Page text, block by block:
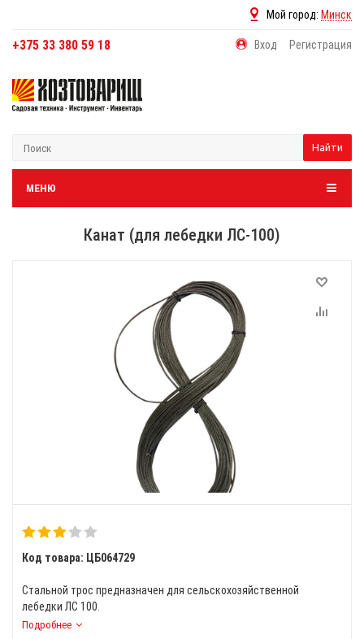
Мой город: Минск
+375 33 380 59 18 Вход Регистрация
Найти
МЕНЮ
Канат (для лебедки ЛС-100)
Код товара: ЦБ064729
Стальной трос предназначен для сельскохозяйственной
лебедки ЛС 100.
Подробнее